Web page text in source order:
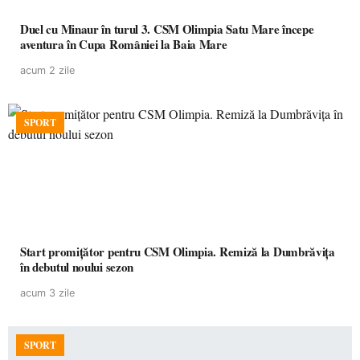
Duel cu Minaur în turul 3. CSM Olimpia Satu Mare începe
aventura în Cupa României la Baia Mare
acum 2 zile
SPORT
Start promițător pentru CSM Olimpia. Remiză la Dumbrăvița
în debutul noului sezon
acum 3 zile
SPORT